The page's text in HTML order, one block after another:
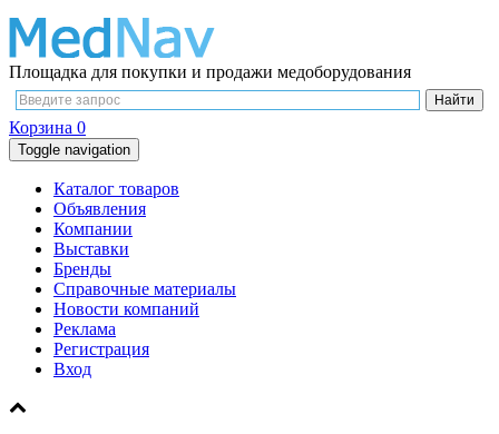
Площадка для покупки и продажи медоборудования
Корзина 0
Toggle navigation
Каталог товаров
Объявления
Компании
Выставки
Бренды
Справочные материалы
Новости компаний
Реклама
Регистрация
Вход